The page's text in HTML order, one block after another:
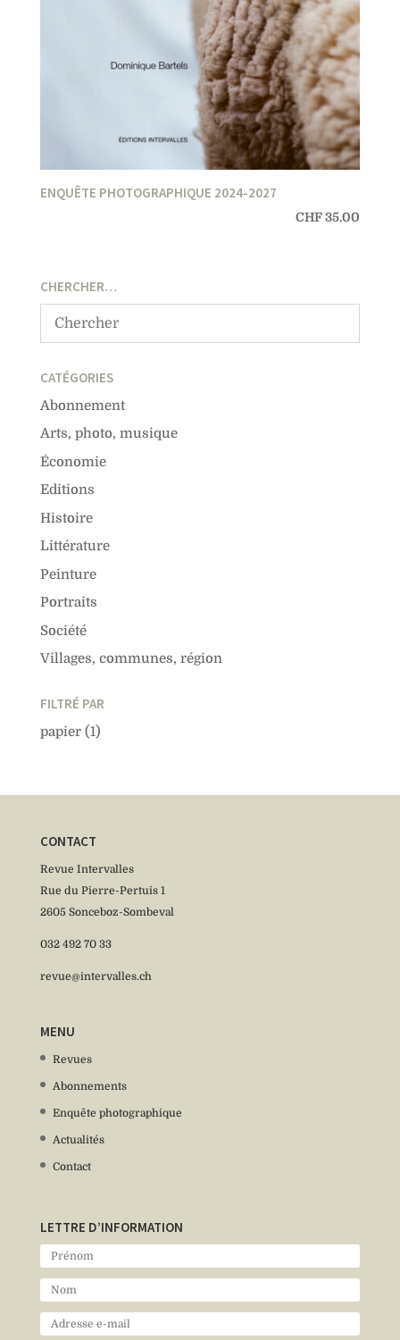
ENQUÊTE PHOTOGRAPHIQUE 2024-2027
CHF35.00
CHERCHER…
CATÉGORIES
Abonnement
Arts, photo, musique
Économie
Editions
Histoire
Littérature
Peinture
Portraits
Société
Villages, communes, région
FILTRÉ PAR
papier (1)
CONTACT
Revue Intervalles
Rue du Pierre-Pertuis 1
2605 Sonceboz-Sombeval
032 492 70 33
revue@intervalles.ch
MENU
Revues
Abonnements
Enquête photographique
Actualités
Contact
LETTRE D’INFORMATION